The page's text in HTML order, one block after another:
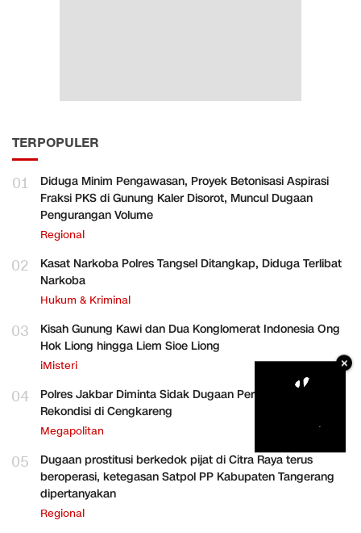
TERPOPULER
01
Diduga Minim Pengawasan, Proyek Betonisasi Aspirasi
Fraksi PKS di Gunung Kaler Disorot, Muncul Dugaan
Pengurangan Volume
Regional
02
Kasat Narkoba Polres Tangsel Ditangkap, Diduga Terlibat
Narkoba
Hukum & Kriminal
03
Kisah Gunung Kawi dan Dua Konglomerat Indonesia Ong
Hok Liong hingga Liem Sioe Liong
iMisteri
04
Polres Jakbar Diminta Sidak Dugaan Perakitan HP
Rekondisi di Cengkareng
Megapolitan
05
Dugaan prostitusi berkedok pijat di Citra Raya terus
beroperasi, ketegasan Satpol PP Kabupaten Tangerang
dipertanyakan
Regional
×